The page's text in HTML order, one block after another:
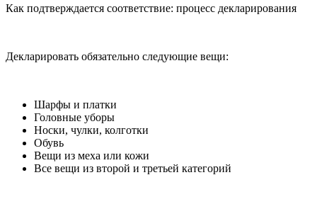
Как подтверждается соответствие: процесс декларирования
Декларировать обязательно следующие вещи:
Шарфы и платки
Головные уборы
Носки, чулки, колготки
Обувь
Вещи из меха или кожи
Все вещи из второй и третьей категорий